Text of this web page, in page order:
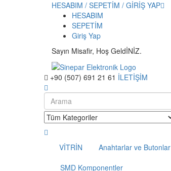
HESABIM / SEPETİM / GİRİŞ YAP
HESABIM
SEPETİM
Giriş Yap
Sayın Misafir, Hoş GeldİNİZ.
+90 (507) 691 21 61 İLETİŞİM
VİTRİN Anahtarlar ve Butonlar
SMD Komponentler